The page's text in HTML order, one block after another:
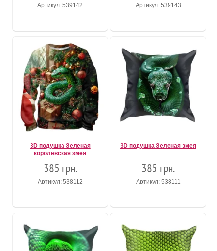
Артикул: 539142 Артикул: 539143
3D подушка Зеленая
королевская змея
385 грн.
Артикул: 538112
3D подушка Зеленая змея
385 грн.
Артикул: 538111